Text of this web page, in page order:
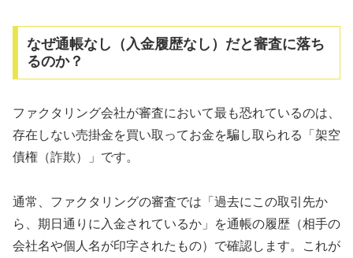
なぜ通帳なし（入金履歴なし）だと審査に落ち
るのか？
ファクタリング会社が審査において最も恐れているのは、
存在しない売掛金を買い取ってお金を騙し取られる「架空
債権（詐欺）」です。
通常、ファクタリングの審査では「過去にこの取引先か
ら、期日通りに入金されているか」を通帳の履歴（相手の
会社名や個人名が印字されたもの）で確認します。これが